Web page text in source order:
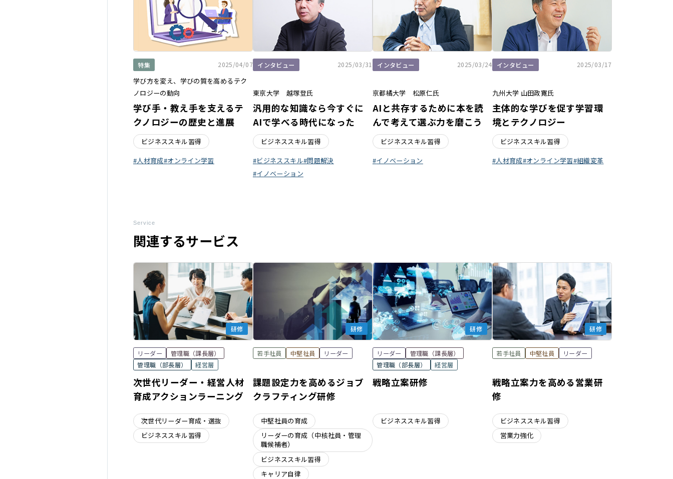
特集 2025/04/07
学び手・教え手を支えるテ
クノロジーの歴史と進展
学び方を変え、学びの質を高めるテク
ノロジーの動向
ビジネススキル習得
人材育成 オンライン学習
インタビュー 2025/03/31
汎用的な知識なら今すぐに
AIで学べる時代になった
東京大学 越塚登氏
ビジネススキル習得
ビジネススキル 問題解決
イノベーション
インタビュー 2025/03/24
AIと共存するために本を読
んで考えて選ぶ力を磨こう
京都橘大学 松原仁氏
ビジネススキル習得
イノベーション
インタビュー 2025/03/17
主体的な学びを促す学習環
境とテクノロジー
九州大学 山田政寛氏
ビジネススキル習得
人材育成 オンライン学習 組織変革
関連するサービス
Service
研修
リーダー
管理職（課長層）
管理職（部長層）
経営層
次世代リーダー・経営人材
育成アクションラーニング
次世代リーダー育成・選抜
ビジネススキル習得
研修
若手社員 中堅社員 リーダー
課題設定力を高めるジョブ
クラフティング研修
中堅社員の育成
リーダーの育成（中核社員・管理
職候補者）
ビジネススキル習得
キャリア自律
研修
リーダー
管理職（課長層）
管理職（部長層）
経営層
戦略立案研修
ビジネススキル習得
研修
若手社員 中堅社員 リーダー
戦略立案力を高める営業研
修
ビジネススキル習得
営業力強化